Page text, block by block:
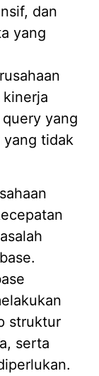
dan
yang
kinerja
yang
yang tidak
struktur
serta